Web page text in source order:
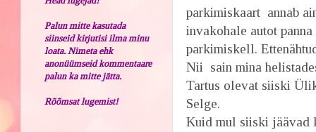
parkimiskaart annab
invakohale autot
parkimiskell.
Nii sain mina
Tartus olevat siiski
Selge.
Kuid mul siiski jäävad
Palun mitte kasutada
siinseid kirjutisi ilma minu
loata. Nimeta ehk
anonüümseid kommentaare
palun ka mitte jätta.
Rõõmsat lugemist!